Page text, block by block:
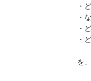
・
・
・
・
を